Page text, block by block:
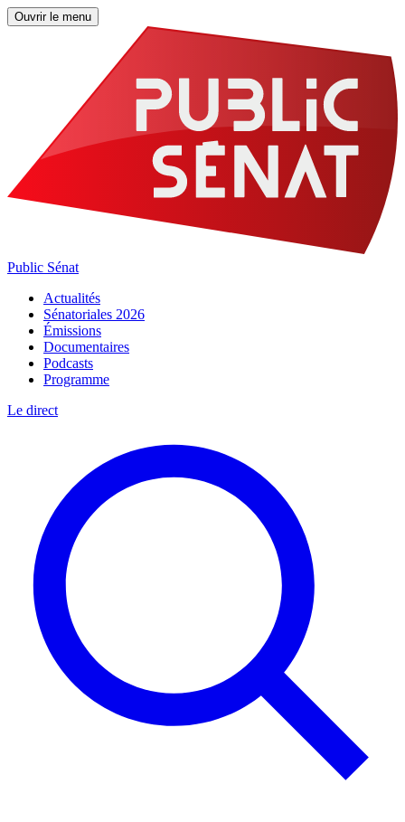
Ouvrir le menu
Public Sénat
Actualités
Sénatoriales 2026
Émissions
Documentaires
Podcasts
Programme
Le direct